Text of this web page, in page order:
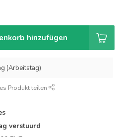
hinzufügen
(Arbeitstag)
Produkt teilen
verstuurd